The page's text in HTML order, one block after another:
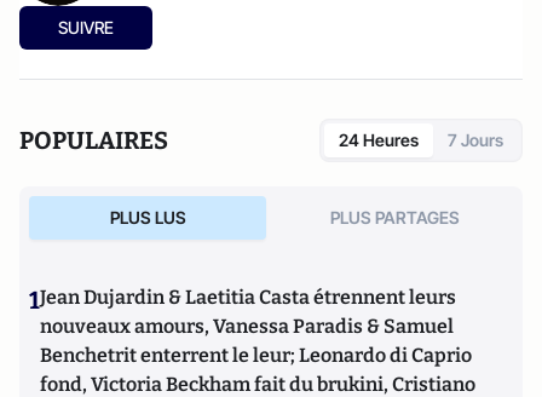
SUIVRE
POPULAIRES 24 Heures 7 Jours
PLUS LUS PLUS PARTAGES
1Jean Dujardin & Laetitia Casta étrennent leurs
nouveaux amours, Vanessa Paradis & Samuel
Benchetrit enterrent le leur; Leonardo di Caprio
fond, Victoria Beckham fait du brukini, Cristiano